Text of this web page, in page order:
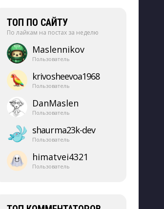
ТОП ПО САЙТУ
По лайкам на постах за неделю
Maslennikov
Пользователь
krivosheevoa1968
Пользователь
DanMaslen
Пользователь
shaurma23k-​dev
Пользователь
himatvei4321
Пользователь